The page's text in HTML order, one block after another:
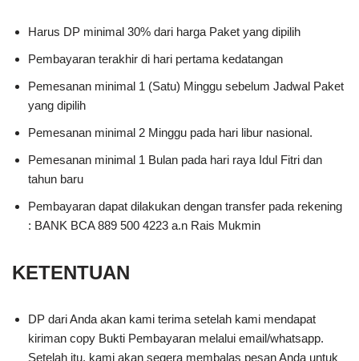
Harus DP minimal 30% dari harga Paket yang dipilih
Pembayaran terakhir di hari pertama kedatangan
Pemesanan minimal 1 (Satu) Minggu sebelum Jadwal Paket
yang dipilih
Pemesanan minimal 2 Minggu pada hari libur nasional.
Pemesanan minimal 1 Bulan pada hari raya Idul Fitri dan
tahun baru
Pembayaran dapat dilakukan dengan transfer pada rekening
: BANK BCA 889 500 4223 a.n Rais Mukmin
KETENTUAN
DP dari Anda akan kami terima setelah kami mendapat
kiriman copy Bukti Pembayaran melalui email/whatsapp.
Setelah itu, kami akan segera membalas pesan Anda untuk